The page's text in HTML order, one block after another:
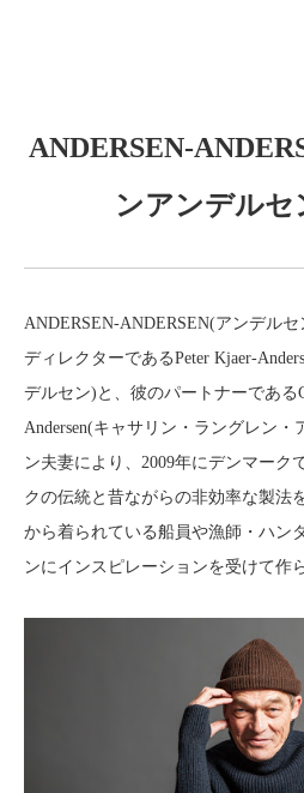
ANDERSEN-
ンアンデルセ
ANDERSEN-ANDERSEN(アンデル
ディレクターであるPeter Kjaer-
デルセン)と、彼のパートナーである
Andersen(キャサリン・ラングレン
ン夫妻により、2009年にデンマーク
クの伝統と昔ながらの非効率な製法
から着られている船員や漁師・ハン
ンにインスピレーションを受けて作